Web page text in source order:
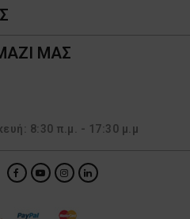
ΜΑΣ
8:30 π.μ. - 17:30 μ.μ